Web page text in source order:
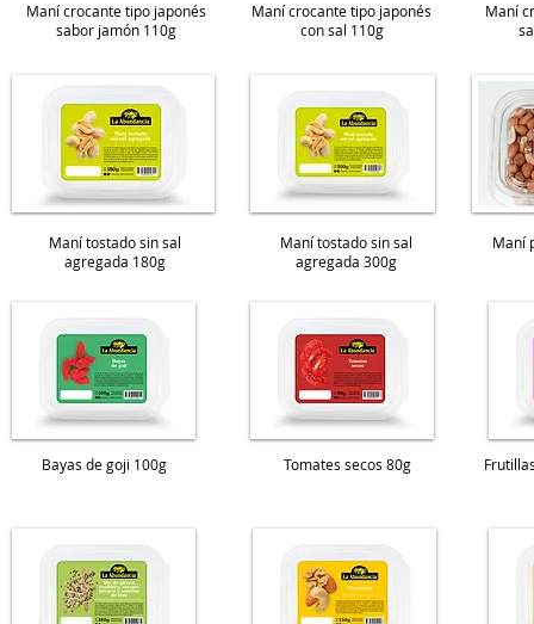
Maní crocante tipo japonés
sabor jamón 110g
Maní tostado sin sal
agregada 180g
Bayas de goji 100g
Maní crocante tipo japonés
con sal 110g
Maní tostado sin sal
agregada 300g
Tomates secos 80g
Maní
Maní